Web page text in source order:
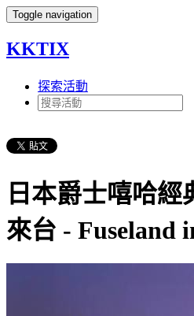
Toggle navigation
KKTIX
探索活動
日本爵士嘻哈經
來台 - Fuseland